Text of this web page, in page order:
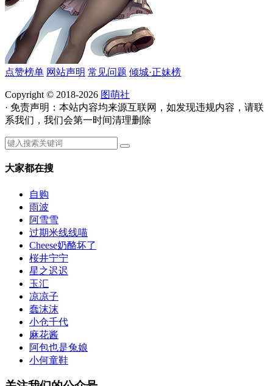
点赞榜单 网站声明 常见问题 倾城·正妹榜
Copyright © 2018-2026 图萌社
· 免责声明：本站内容均来源互联网，如发现违规内容，请联
系我们，我们会第一时间清理删除
大家都在搜
自购
雨波
阿雪雪
过期米线线喵
Cheese奶酪坏了
桜井宁宁
星之迟迟
玉汇
凉凉子
蠢沫沫
小仓千代
麻花酱
阿包也是兔娘
小何童鞋